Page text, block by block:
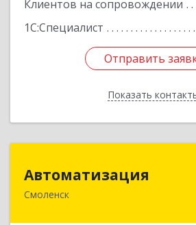
Клиентов на сопровождении
1С:Специалист
Отправить
Показать
Отправить
Назад
Автоматизация
Смоленск214019, Смоленская обл,